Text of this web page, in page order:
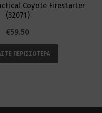
Coyote Firestarter
(32071)
€59.50
ΠΕΡΙΣΣΌΤΕΡΑ